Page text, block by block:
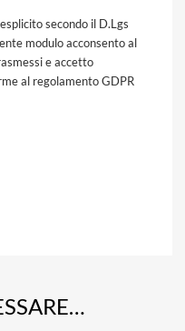
secondo il D.Lgs
modulo acconsento al
e accetto
al regolamento GDPR